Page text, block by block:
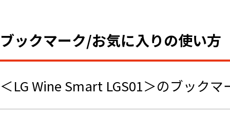
ブックマーク/お気に入りの使い方
＜LG Wine Smart LGS01＞のブック